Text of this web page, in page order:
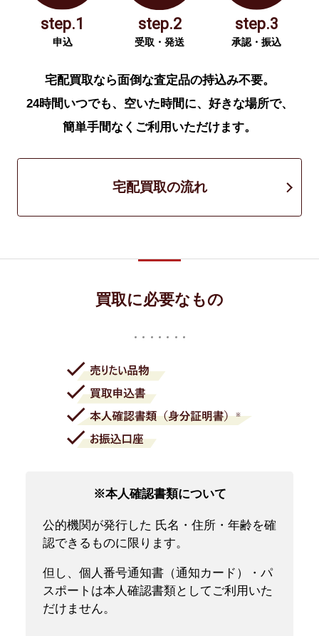
step.1
申込
step.2
受取・発送
step.3
承認・振込
宅配買取なら面倒な査定品の持込み不要。
24時間いつでも、空いた時間に、好きな場所で、
簡単手間なくご利用いただけます。
宅配買取の流れ
買取に必要なもの
※本人確認書類について
公的機関が発行した 氏名・住所・年齢を確
認できるものに限ります。
但し、個人番号通知書（通知カード）・パ
スポートは本人確認書類としてご利用いた
だけません。